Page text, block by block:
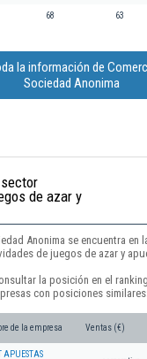
68 63
la información de
Sociedad Anonima
de azar y
Anonima se encuentra en
de juegos de azar y
la posición en el
con posiciones
de la empresa Ventas (€)
APUESTAS